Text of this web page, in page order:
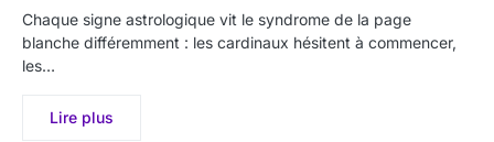
Chaque signe astrologique vit le syndrome de la page
blanche différemment : les cardinaux hésitent à commencer,
les…
Lire plus